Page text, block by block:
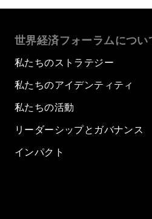
世界経済フォーラムについ
私たちのストラテジー
私たちのアイデンティティ
私たちの活動
リーダーシップとガバナンス
インパクト